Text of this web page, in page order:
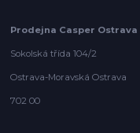
Prodejna Casper Ostrava
Sokolská třída 104/2
Ostrava-Moravská Ostrava
702 00